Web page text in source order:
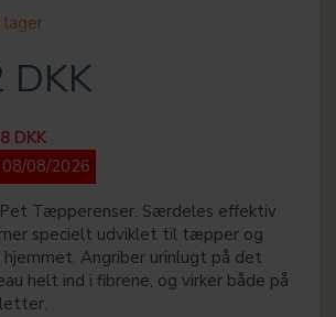
lager
DKK
DKK
08/2026
Tæpperenser. Særdeles effektiv
specielt udviklet til tæpper og
Angriber urinlugt på det
helt ind i fibrene, og virker både på